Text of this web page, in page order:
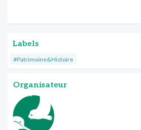
Labels
#Patrimoine&Histoire
Organisateur